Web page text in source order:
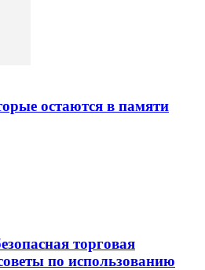
остаются в памяти
торговая
по использованию